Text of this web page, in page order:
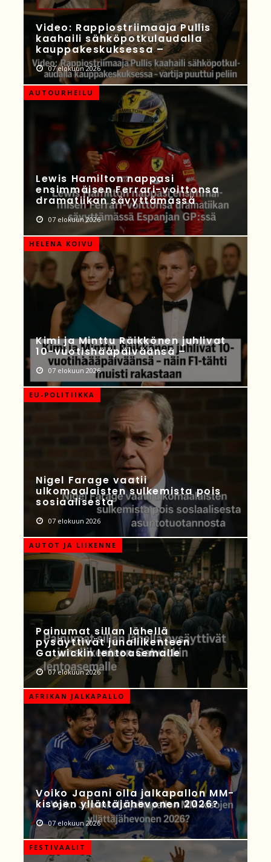
Video: Rappiostriimaaja Pullis
kaahaili sähköpotkulaudalla
kauppakeskuksessa –
07 elokuun 2026
AUTOURHEILU
Lewis Hamilton nappasi
ensimmäisen Ferrari-voittonsa
dramatiikan sävyttämässä
07 elokuun 2026
HELENA KOIVU
Kimi ja Minttu Räikkönen juhlivat
10-vuotishääpäiväänsä –
07 elokuun 2026
EU-POLITIIKKA
Nigel Farage vaatii
ulkomaalaisten sulkemista pois
sosiaalisesta
07 elokuun 2026
AUTOT JA LIIKENNE
Painumat sillan lähellä
pysäyttivät junaliikenteen
Gatwickin lentoasemalle
07 elokuun 2026
AFRIKAN JALKAPALLO
Voiko Japani olla jalkapallon MM-
kisojen yllättäjähevonen 2026?
07 elokuun 2026
FESTIVAALIT